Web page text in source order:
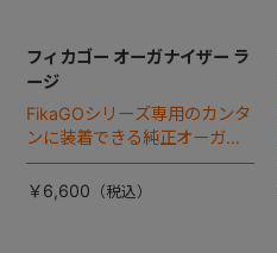
フィカゴー オーガナイザー ラ
ージ
FikaGOシリーズ専用のカンタ
ンに装着できる純正オーガナ
イザー。
￥6,600